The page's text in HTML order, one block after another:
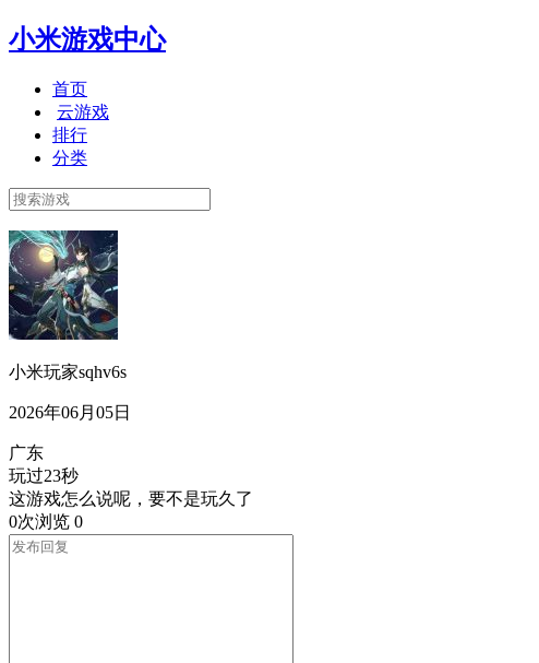
小米游戏中心
首页
云游戏
排行
分类
小米玩家sqhv6s
2026年06月05日
广东
玩过23秒
这游戏怎么说呢，要不是玩久了
0次浏览 0